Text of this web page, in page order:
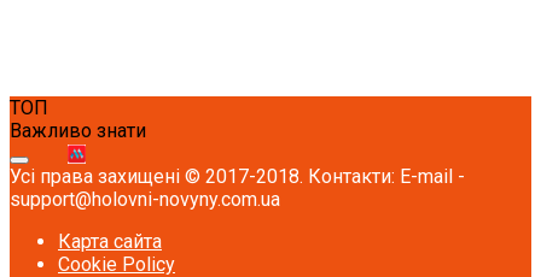
ТОП
Важливо знати
Усі права захищені © 2017-2018. Контакти: E-mail -
support@holovni-novyny.com.ua
Карта сайта
Cookie Policy